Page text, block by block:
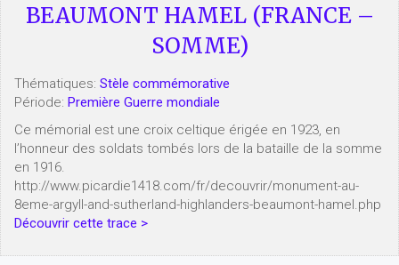
BEAUMONT HAMEL (FRANCE –
SOMME)
Thématiques: Stèle commémorative
Période: Première Guerre mondiale
Ce mémorial est une croix celtique érigée en 1923, en
l’honneur des soldats tombés lors de la bataille de la somme
en 1916.
http://www.picardie1418.com/fr/decouvrir/monument-au-
8eme-argyll-and-sutherland-highlanders-beaumont-hamel.php
Découvrir cette trace >